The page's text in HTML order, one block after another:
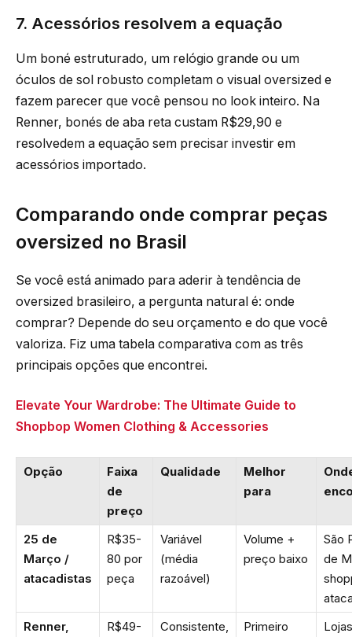
7. Acessórios resolvem a equação
Um boné estruturado, um relógio grande ou um
óculos de sol robusto completam o visual oversized e
fazem parecer que você pensou no look inteiro. Na
Renner, bonés de aba reta custam R$29,90 e
resolvedem a equação sem precisar investir em
acessórios importado.
Comparando onde comprar peças
oversized no Brasil
Se você está animado para aderir à tendência de
oversized brasileiro, a pergunta natural é: onde
comprar? Depende do seu orçamento e do que você
valoriza. Fiz uma tabela comparativa com as três
principais opções que encontrei.
Elevate Your Wardrobe: The Ultimate Guide to
Shopbop Women Clothing & Accessories
Opção
Faixa
de
preço
Qualidade
Melhor
para
25 de
Março /
atacadistas
R$35-
80 por
peça
Variável
(média
razoável)
Volume +
preço baixo
São
de
Renner,
R$49-
Consistente,
Primeiro